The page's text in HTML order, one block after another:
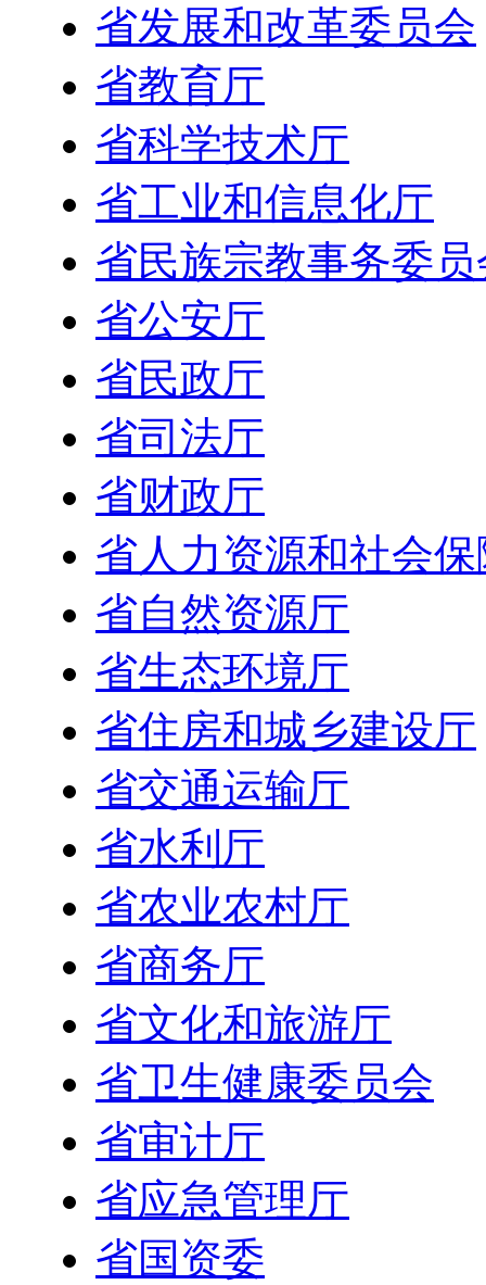
省发展和改革委员会
省教育厅
省科学技术厅
省工业和信息化厅
省民族宗教事务委员
省公安厅
省民政厅
省司法厅
省财政厅
省人力资源和社会
省自然资源厅
省生态环境厅
省住房和城乡建设厅
省交通运输厅
省水利厅
省农业农村厅
省商务厅
省文化和旅游厅
省卫生健康委员会
省审计厅
省应急管理厅
省国资委